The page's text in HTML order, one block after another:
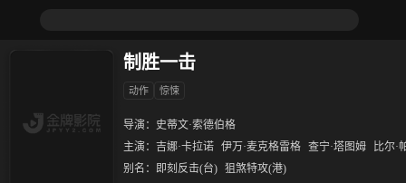
制胜一击
动作 惊悚
导演： 史蒂文·索德伯格
主演： 吉娜·卡拉诺 伊万·麦克格雷格 查宁·塔图姆
比尔·
别名： 即刻反击(台) 狙煞特攻(港)